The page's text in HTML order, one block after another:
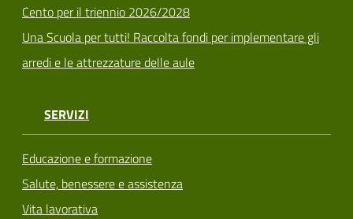
Cento per il triennio 2026/2028
Una Scuola per tutti! Raccolta fondi per implementare gli
arredi e le attrezzature delle aule
SERVIZI
Educazione e formazione
Salute, benessere e assistenza
Vita lavorativa